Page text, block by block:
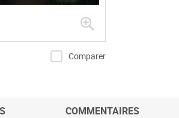
Comparer
COMMENTAIRES